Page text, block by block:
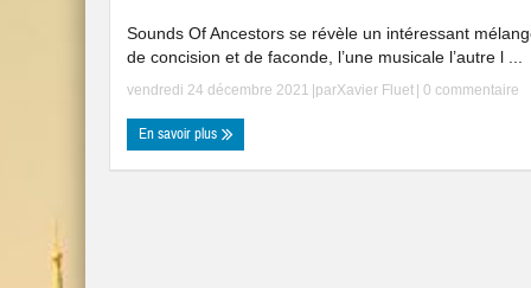
Sounds Of Ancestors se révèle un intéressant
de concision et de faconde, l’une musicale l’autre l ...
vendredi 24 décembre 2021 |parXavier Fluet 0 commentaire
En savoir plus